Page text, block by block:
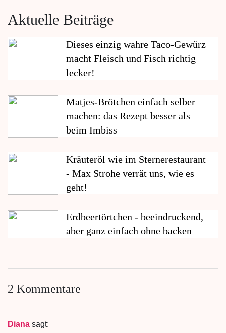
Aktuelle Beiträge
Dieses einzig wahre Taco-Gewürz
macht Fleisch und Fisch richtig
lecker!
Matjes-Brötchen einfach selber
machen: das Rezept besser als
beim Imbiss
Kräuteröl wie im Sternerestaurant
- Max Strohe verrät uns, wie es
geht!
Erdbeertörtchen - beeindruckend,
aber ganz einfach ohne backen
2 Kommentare
Diana sagt: